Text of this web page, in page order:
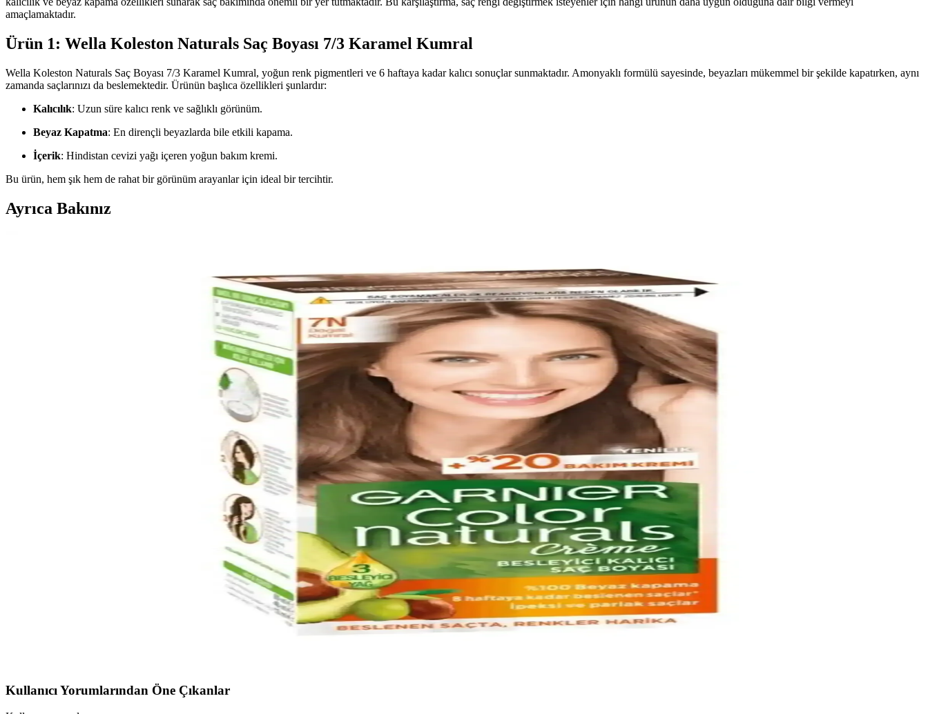
amaçlamaktadır.
Ürün 1: Wella Koleston Naturals Saç Boyası 7/3 Karamel Kumral
Wella Koleston Naturals Saç Boyası 7/3 Karamel Kumral, yoğun renk pigmentleri ve 6 haftaya kadar kalıcı sonuçlar sunmaktadır. Amonyaklı formülü sayesinde, beyazları mükemmel bir şekilde kapatırken, aynı
zamanda saçlarınızı da beslemektedir. Ürünün başlıca özellikleri şunlardır:
Kalıcılık: Uzun süre kalıcı renk ve sağlıklı görünüm.
Beyaz Kapatma: En dirençli beyazlarda bile etkili kapama.
İçerik: Hindistan cevizi yağı içeren yoğun bakım kremi.
Bu ürün, hem şık hem de rahat bir görünüm arayanlar için ideal bir tercihtir.
Ayrıca Bakınız
Parlak lal kızılı saç boyaları, yüksek pigmentasyon ve uzun süre kalıcılık sağlayan özellikleriyle öne çıkar. Kullanıcılar, canlı renk ve doğal görünümden memnun kalırken, uygulama kolaylığı da dikkat çekiyor.
Erkekler İçin Schwarzkopf Men Perfect 80 Kahve Siyah Saç Boyası Özellikleri ve Kullanım Rehberi
Schwarzkopf Men Perfect 80 Kahve Siyah, 5 dakikada beyazları kapatan, amonyak içermeyen, pratik ve doğal görünümlü erkek saç boyasıdır.
Igora Saç Boyası Seçimi ve Güvenilir Satın Alma Rehberi
İgora saç boyası, geniş renk seçenekleri ve parlak sonuçlarıyla öne çıkar. Doğru ürün seçimi ve güvenilir satıcılar aracılığıyla alışveriş, saç sağlığını koruyarak istenilen sonucu sağlar.
Kumral Bej Saç Boyası Seçiminde Güvenilir Markalar ve Bakım İpuçları
Güvenilir markalar ve doğru bakım ipuçlarıyla kumral bej saç renginizi uzun süre koruyun. Renk dayanıklılığı ve saç sağlığı için uzman önerileri burada.
Kumral Tonlarda Doğal Saç Boyası Rehberi: Uygulama ve Bakım İpuçları
Kumral tonlarda doğal saç boyası kullanımı, uygulama adımları ve bakım önerileriyle saçlarınızı güzelleştirin. Doğal ve şık görünüm için bilinçli seçimler yapın.
Küllü Bakır Saç Boyası: Modern ve Doğal Görünüm İçin En İyi Seçenekler ve Bakım İpuçları
Küllü bakır saç boyası, modern ve şık görünüm arayanlar için doğal ve kalıcı renk seçenekleri sunar. Renk çeşitleri ve bakım ipuçlarıyla saçlarınız her zaman parlak ve sağlıklı kalır.
Garnier 1.0 Siyah Saç Boyası: Kalıcı ve Parlak Siyah Renk Sağlayan Güvenilir Ürün
Garnier 1.0 Siyah Saç Boyası, uzun süre kalıcı ve parlak siyah renk sağlar. Doğal görünüm ve güvenilirlik sunarken, kullanım sırasında dikkatli olunması önemlidir.
Kumral Saç Boyası ve Doğal Tonlar: Şık ve Doğal Görünüm İçin Bakım İpuçları
Kullanıcı Yorumlarından Öne Çıkanlar